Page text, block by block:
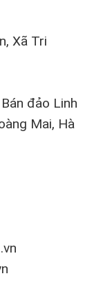
Xã Tri
đảo Linh
Mai, Hà